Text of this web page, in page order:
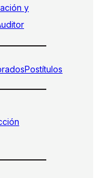
y
Postítulos